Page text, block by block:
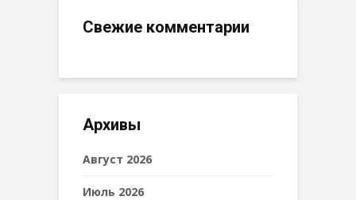
Свежие комментарии
Архивы
Август 2026
Июль 2026